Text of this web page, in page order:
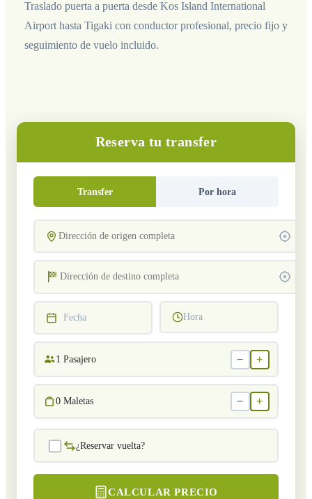
Traslado puerta a puerta desde Kos Island International
Airport hasta Tigaki con conductor profesional, precio fijo y
seguimiento de vuelo incluido.
Reserva tu transfer
Transfer Por hora
Fecha Hora
1 Pasajero − +
0 Maletas − +
¿Reservar vuelta?
CALCULAR PRECIO